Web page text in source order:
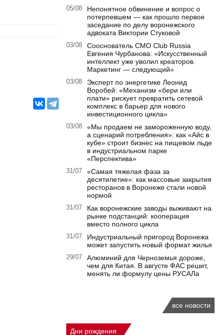
05/08
Непонятное обвинение и вопрос о
потерпевшем — как прошло первое
заседание по делу воронежского
адвоката Виктории Стуковой
03/08
Сооснователь CMO Club Russia
Евгения Чурбанова: «Искусственный
интеллект уже уволил креаторов.
Маркетинг — следующий»
03/08
Эксперт по энергетике Леонид
Воробей: «Механизм «бери или
плати» рискует превратить сетевой
комплекс в барьер для нового
инвестиционного цикла»
03/08
«Мы продаем не замороженную воду,
а сценарий потребления»: как «Айс в
кубе» строит бизнес на пищевом льде
в индустриальном парке
«Перспектива»
31/07
«Самая тяжелая фаза за
десятилетие»: как массовые закрытия
ресторанов в Воронеже стали новой
нормой
31/07
Как воронежские заводы выживают на
рынке подстанций: кооперация
вместо полного цикла
31/07
Индустриальный пригород Воронежа
может запустить новый формат жилья
29/07
Алюминий для Черноземья дороже,
чем для Китая. В августе ФАС решит,
менять ли формулу цены РУСАЛа
все новости
Дни рождения